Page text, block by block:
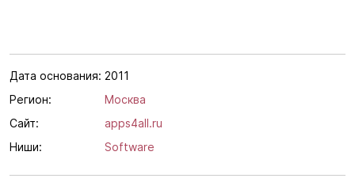
Дата основания: 2011
Регион:
Москва
Сайт:
apps4all.ru
Ниши:
Software